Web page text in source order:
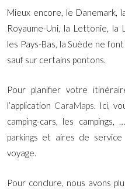
Mieux encore, le Danemark,
Royaume-Uni, la Lettonie, la
les Pays-Bas, la Suède ne
sauf sur certains pontons.
Pour planifier votre
l’application CaraMaps . Ici,
camping-cars, les
parkings et aires de
voyage.
Pour conclure, nous avons